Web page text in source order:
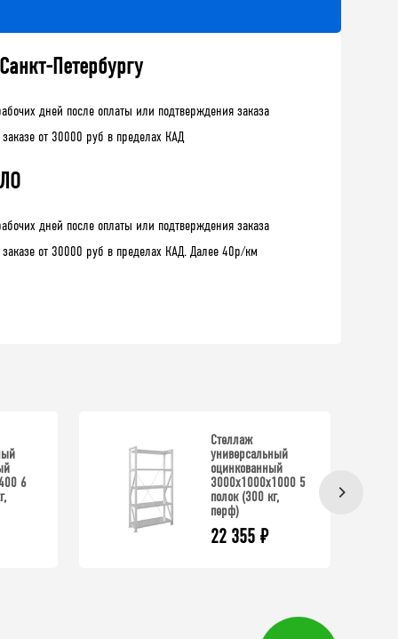
Петербургу
дней после оплаты или подтверждения заказа
от 30000 руб в пределах КАД
дней после оплаты или подтверждения заказа
заказе от 30000 руб в пределах КАД. Далее 40р/км
6
Стеллаж
универсальный
оцинкованный
3000x1000x1000 5
полок (300 кг,
перф)
22 355 ₽